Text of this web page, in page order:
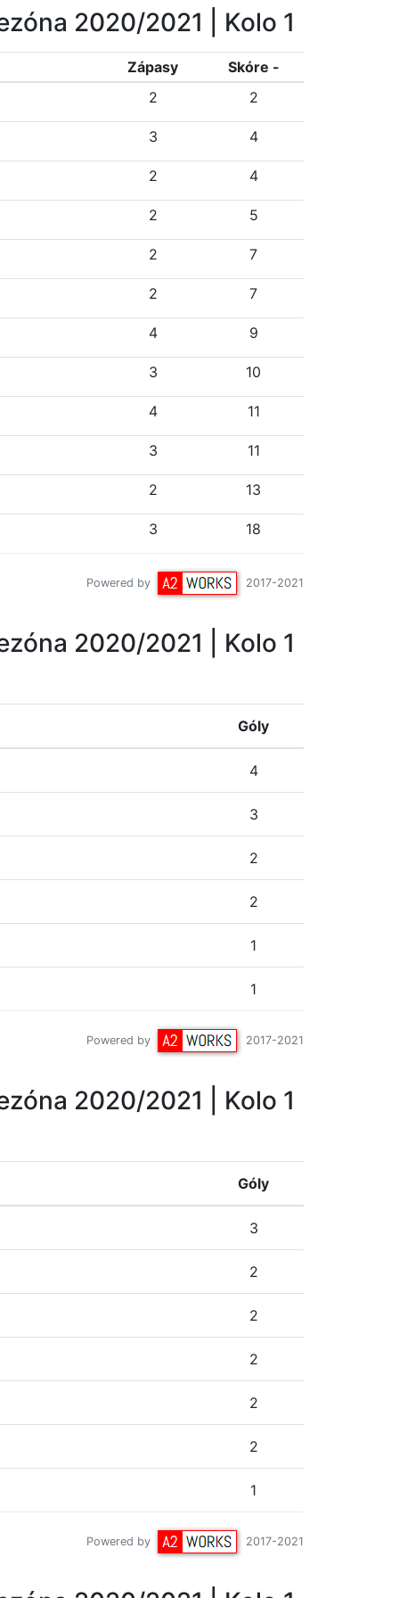
2020/2021 | Kolo 1
Zápasy
Skóre -
2
2
3 4
2 4
2 5
2 7
2 7
4 9
3 10
4 11
3 11
2 13
3 18
Powered by 2017-2021
2020/2021 | Kolo 1
Góly
4
3
2
2
1
1
Powered by 2017-2021
2020/2021 | Kolo 1
Góly
3
2
2
2
2
2
1
Powered by 2017-2021